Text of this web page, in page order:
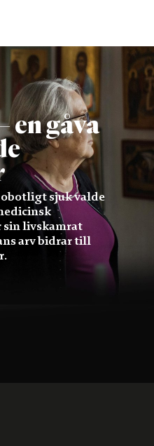
en gåva
obotligt sjuk valde
sin livskamrat
arv bidrar till